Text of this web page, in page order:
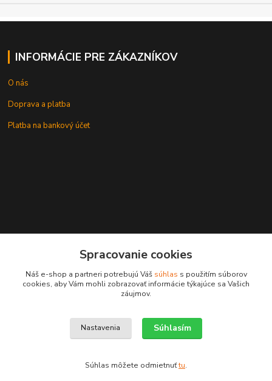
INFORMÁCIE PRE ZÁKAZNÍKOV
O nás
Doprava a platba
Platba na bankový účet
leksunsro@gmail.com
Upravit sběr cookies.
Spracovanie cookies
Náš e-shop a partneri potrebujú Váš súhlas s použitím súborov
cookies, aby Vám mohli zobrazovať informácie týkajúce sa Vašich
záujmov.
Nastavenia Súhlasím
Súhlas môžete odmietnuťtu.